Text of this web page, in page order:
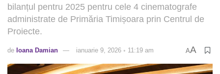
bilanțul pentru 2025 pentru cele 4 cinematografe
administrate de Primăria Timișoara prin Centrul de
Proiecte.
de Ioana Damian ianuarie 9, 2026 ◦ 11:19 am AA